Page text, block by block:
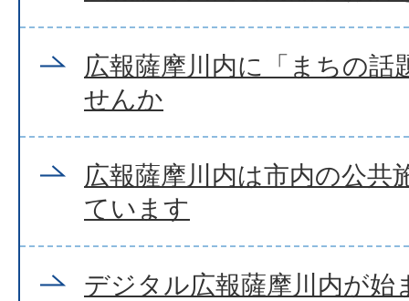
広報薩摩川内に「まちの話
せんか
広報薩摩川内は市内の公共
ています
デジタル広報薩摩川内が始